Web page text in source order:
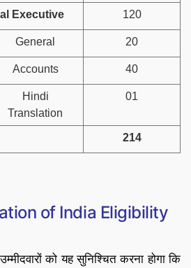
Executive 120
General 20
Accounts 40
Hindi
Translation
01
214
of India Eligibility
को यह सुनिश्चित करना होगा कि